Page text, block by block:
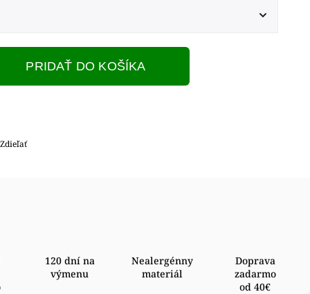
PRIDAŤ DO KOŠÍKA
Zdieľať
120 dní na
výmenu
Nealergénny
materiál
Doprava
zadarmo
od 40€